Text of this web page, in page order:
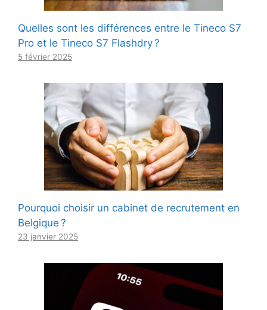
Quelles sont les différences entre le Tineco S7
Pro et le Tineco S7 Flashdry ?
5 février 2025
Pourquoi choisir un cabinet de recrutement en
Belgique ?
23 janvier 2025